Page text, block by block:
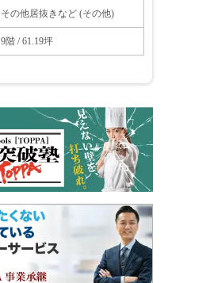
その他居抜きなど (その他)
9階 / 61.19坪